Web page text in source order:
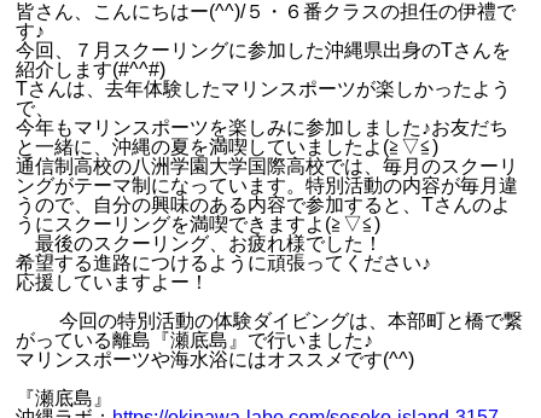
皆さん、こんにちはー(^^)/５・６番クラスの担任の伊禮で
す♪
今回、７月スクーリングに参加した沖縄県出身のTさんを
紹介します(#^^#)
Tさんは、去年体験したマリンスポーツが楽しかったよう
で、
今年もマリンスポーツを楽しみに参加しました♪お友だち
と一緒に、沖縄の夏を満喫していましたよ(≧▽≦)
通信制高校の八洲学園大学国際高校では、毎月のスクーリ
ングがテーマ制になっています。特別活動の内容が毎月違
うので、自分の興味のある内容で参加すると、Tさんのよ
うにスクーリングを満喫できますよ(≧▽≦)
最後のスクーリング、お疲れ様でした！
希望する進路につけるように頑張ってください♪
応援していますよー！
今回の特別活動の体験ダイビングは、本部町と橋で繋
がっている離島『瀬底島』で行いました♪
マリンスポーツや海水浴にはオススメです(^^)
『瀬底島』